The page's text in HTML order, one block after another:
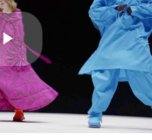
Play
Video